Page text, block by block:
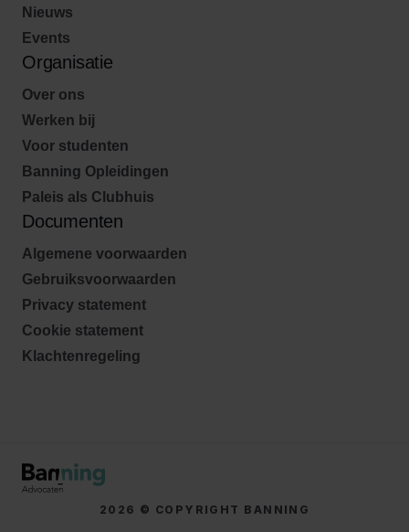
Nieuws
Events
Organisatie
Over ons
Werken bij
Voor studenten
Banning Opleidingen
Paleis als Clubhuis
Documenten
Algemene voorwaarden
Gebruiksvoorwaarden
Privacy statement
Cookie statement
Klachtenregeling
2026 © COPYRIGHT BANNING